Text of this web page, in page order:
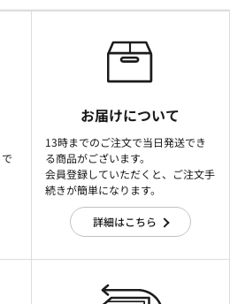
お届けについて
13時までのご注文で当日発送でき
る商品がございます。
会員登録していただくと、ご注文手
続きが簡単になります。
詳細はこちら